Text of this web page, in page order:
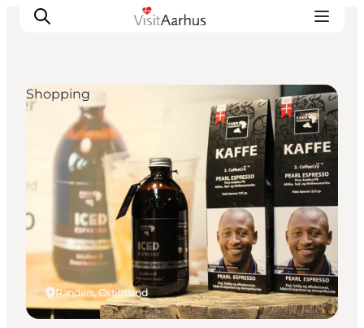
Sehen und erleben
Veranstaltungen
Städte und Regionen
Reiseplanung
Transport
Randers, Ostjütland
Shopping